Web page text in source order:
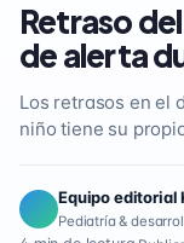
Retraso
de alerta
Los retrasos en el
niño tiene su
Equipo editorial
Pediatría &